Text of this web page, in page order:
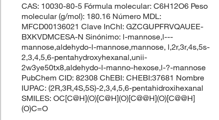
CAS: 10030-80-5 Fórmula molecular: C6H12O6 Peso
molecular (g/mol): 180.16 Número MDL:
MFCD00136021 Clave InChI: GZCGUPFRVQAUEE-
BXKVDMCESA-N Sinónimo: l-mannose,l---
mannose,aldehydo-l-mannose,mannose, l,2r,3r,4s,5s-
2,3,4,5,6-pentahydroxyhexanal,unii-
2w3ye50tx8,aldehydo-l-manno-hexose,l-?-mannose
PubChem CID: 82308 ChEBI: CHEBI:37681 Nombre
IUPAC: (2R,3R,4S,5S)-2,3,4,5,6-pentahidroxihexanal
SMILES: OC[C@H](O)[C@H](O)[C@@H](O)[C@@H]
(O)C=O